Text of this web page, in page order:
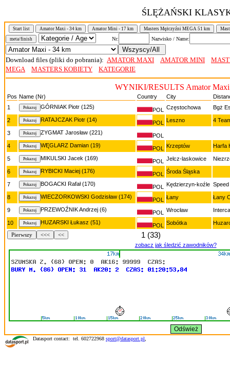
ŚLĘŻAŃSKI
Start list Amator Maxi - 34 km Amator Mini - 17 km Masters Mężczyźni MEGA 51 km
meta/finish
Nr: Nazwisko / Name:
Download files (pliki do pobrania): AMATOR MAXI AMATOR MINI
MEGA
MASTERS KOBIETY KATEGORIE
WYNIKI/RESULTS Amator
Pos Name (Nr) Country City
1
GÓRNIAK Piotr (125) POL Częstochowa Bgż
2 RATAJCZAK Piotr (14) POL Leszno 4
3 ZYGMAT Jarosław (221)
POL
4
WĘGLARZ Damian (19) POL Krzeptów Harfa
5 MIKULSKI Jacek (169) POL Jelcz-laskowice
6 RYBICKI Maciej (176) POL Środa Śląska
7 BOGACKI Rafał (170) POL Kędzierzyn-koźle
8 WIECZORKOWSKI Godzisław (174) POL Łany Łany
9 PRZEWOŹNIK Andrzej (6) POL Wrocław
10 HUZARSKI Łukasz (51) POL Sobótka
Pierwszy <<< << 1 (33)
zobacz jak śledzić zawodników?
Datasport contact: tel. 602722968 sport@datasport.pl